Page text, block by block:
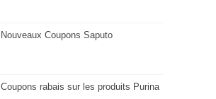
Nouveaux Coupons Saputo
Coupons rabais sur les produits Purina